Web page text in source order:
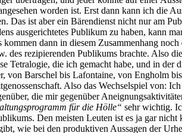
worden ist. Erst dann kann ich die
Das ist aber ein Bärendienst nicht nur am
ausgerichtetes Publikum zu haben, kann
dann in diesem Zusammenhang
des rezipierenden Publikums brachte. Also die
Tetralogie, die ich gemacht habe, und in der
von Barschel bis Lafontaine, von Engholm
Also das Wechselspiel von:
die mir gegenüber
für die Hölle“ sehr wichtig.
Den meisten Leuten ist es ja gar
wie bei den produktiven Aussagen der